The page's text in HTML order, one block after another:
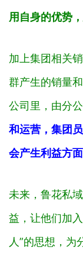
用自身的优势
加上集团相关
群产生的销量
公司里，由分
和运营，集团
会产生利益方面
未来，鲁花私
益，让他们加
人”的思想，为